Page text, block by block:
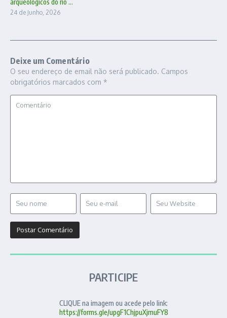
24 de Junho, 2026
Deixe um Comentário
O seu endereço de email não será publicado. Campos
obrigatórios marcados com *
PARTICIPE
CLIQUE na imagem ou acede pelo link:
https://forms.gle/upgF1ChjpuXjmuFY8